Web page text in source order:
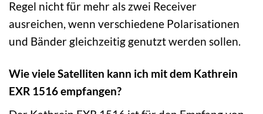
Regel nicht für mehr als zwei Receiver
ausreichen, wenn verschiedene Polarisationen
und Bänder gleichzeitig genutzt werden sollen.
Wie viele Satelliten kann ich mit dem Kathrein
EXR 1516 empfangen?